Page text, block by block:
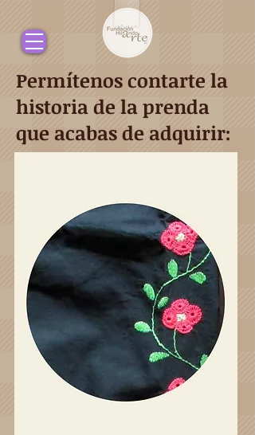
Permítenos contarte la
historia de la prenda
que acabas de adquirir: